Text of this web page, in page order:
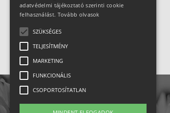
adatvédelmi tájékoztató szerinti cookie
felhasználást. Tovább olvasok
SZÜKSÉGES
TELJESÍTMÉNY
MARKETING
FUNKCIONÁLIS
CSOPORTOSÍTATLAN